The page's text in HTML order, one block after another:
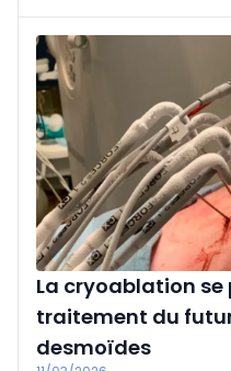
dispose de 350
dans les les équipes
La cryoablation
traitement du
desmoïdes